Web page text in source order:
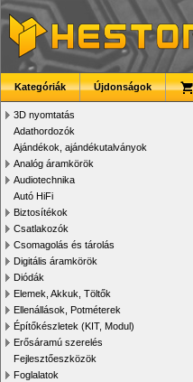
Kategóriák Újdonságok
3D nyomtatás
Adathordozók
Ajándékok, ajándékutalványok
Analóg áramkörök
Audiotechnika
Autó HiFi
Biztosítékok
Csatlakozók
Csomagolás és tárolás
Digitális áramkörök
Diódák
Elemek, Akkuk, Töltők
Ellenállások, Potméterek
Építőkészletek (KIT, Modul)
Erősáramú szerelés
Fejlesztőeszközök
Foglalatok